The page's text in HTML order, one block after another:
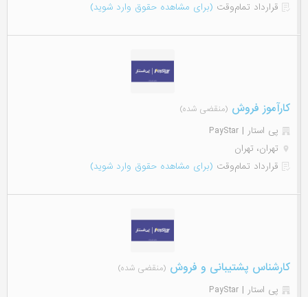
قرارداد تمام‌وقت (برای مشاهده حقوق وارد شوید)
کارآموز فروش (منقضی شده)
پی استار | PayStar
تهران، تهران
قرارداد تمام‌وقت (برای مشاهده حقوق وارد شوید)
کارشناس پشتیبانی و فروش (منقضی شده)
پی استار | PayStar